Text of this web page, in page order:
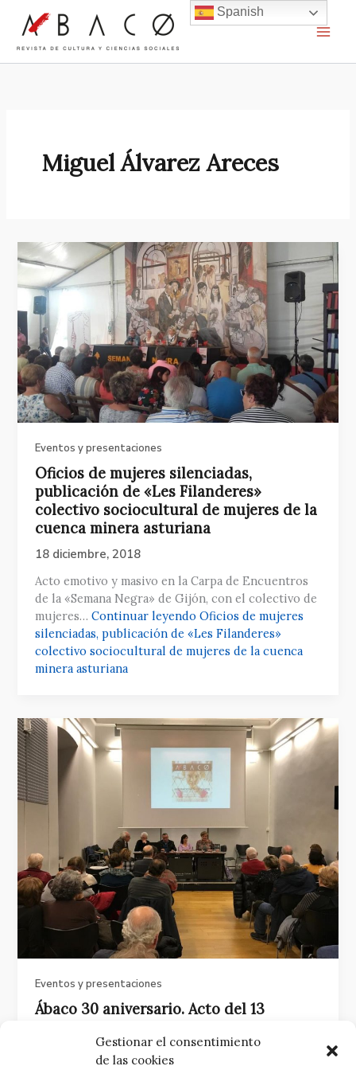
Gestionar el consentimiento
de las cookies
contenido
Miguel Álvarez Areces
Eventos y presentaciones
Oficios de mujeres silenciadas,
publicación de «Les Filanderes»
colectivo sociocultural de mujeres de la
cuenca minera asturiana
18 diciembre, 2018
Acto emotivo y masivo en la Carpa de Encuentros
de la «Semana Negra» de Gijón, con el colectivo de
mujeres…Continuar leyendo Oficios de mujeres
silenciadas, publicación de «Les Filanderes»
colectivo sociocultural de mujeres de la cuenca
minera asturiana
Eventos y presentaciones
Ábaco 30 aniversario. Acto del 13
Jovellanos de Gijón
Spanish